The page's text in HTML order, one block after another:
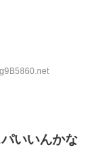
いいんかな